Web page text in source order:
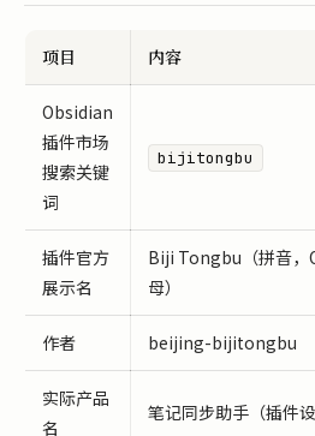
项目 内容
Obsidian
插件市场
搜索关键
词
bijitongbu
插件官方
展示名
Biji Tongbu（拼音，
母）
作者 beijing-bijitongbu
实际产品
名
笔记同步助手（插件